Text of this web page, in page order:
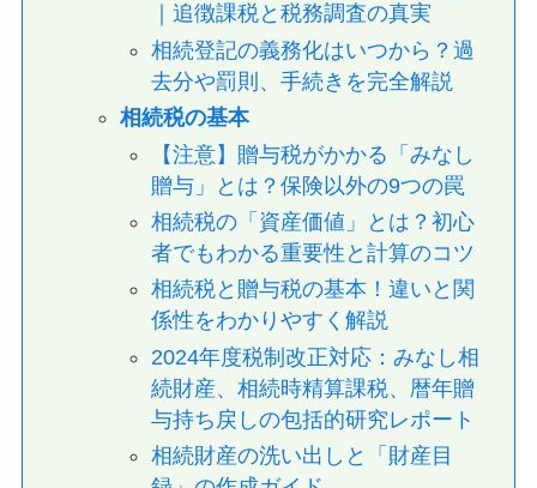
｜追徴課税と税務調査の真実
相続登記の義務化はいつから？過
去分や罰則、手続きを完全解説
相続税の基本
【注意】贈与税がかかる「みなし
贈与」とは？保険以外の9つの罠
相続税の「資産価値」とは？初心
者でもわかる重要性と計算のコツ
相続税と贈与税の基本！違いと関
係性をわかりやすく解説
2024年度税制改正対応：みなし相
続財産、相続時精算課税、暦年贈
与持ち戻しの包括的研究レポート
相続財産の洗い出しと「財産目